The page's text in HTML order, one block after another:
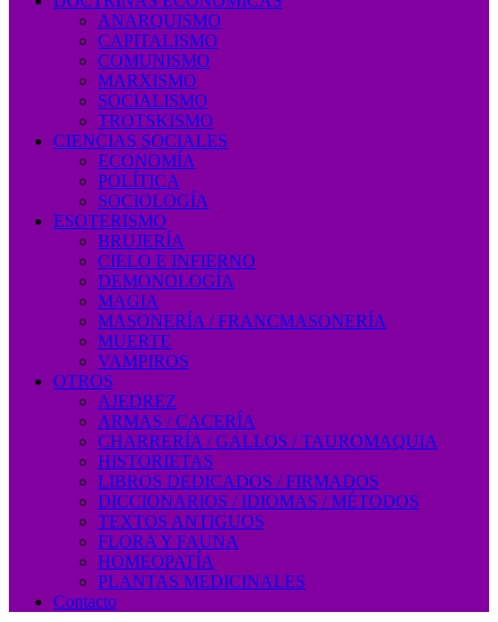
ANARQUISMO
CAPITALISMO
COMUNISMO
MARXISMO
SOCIALISMO
TROTSKISMO
CIENCIAS SOCIALES
ECONOMÍA
POLÍTICA
SOCIOLOGÍA
ESOTERISMO
BRUJERÍA
CIELO E INFIERNO
DEMONOLOGÍA
MAGIA
MASONERÍA / FRANCMASONERÍA
MUERTE
VAMPIROS
OTROS
AJEDREZ
ARMAS / CACERÍA
CHARRERÍA / GALLOS / TAUROMAQUIA
HISTORIETAS
LIBROS DEDICADOS / FIRMADOS
DICCIONARIOS / IDIOMAS / MÉTODOS
TEXTOS ANTIGUOS
FLORA Y FAUNA
HOMEOPATÍA
PLANTAS MEDICINALES
Contacto